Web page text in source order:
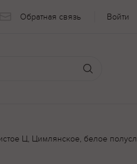
Обратная связь Войти
Ц, Цимлянское, белое